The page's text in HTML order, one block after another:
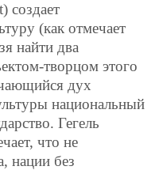
создает
(как отмечает
найти два
творцом этого
дух
национальный
Гегель
что не
нации без